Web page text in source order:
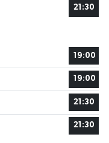
21:30
19:00
19:00
21:30
21:30